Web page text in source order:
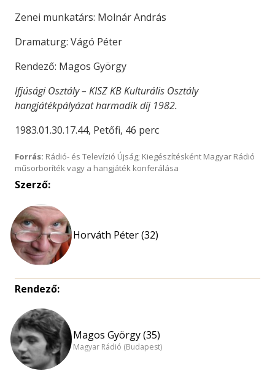
Zenei munkatárs: Molnár András
Dramaturg: Vágó Péter
Rendező: Magos György
Ifjúsági Osztály – KISZ KB Kulturális Osztály
hangjátékpályázat harmadik díj 1982.
1983.01.30.17.44, Petőfi, 46 perc
Forrás: Rádió- és Televízió Újság; Kiegészítésként Magyar Rádió
műsorboríték vagy a hangjáték konferálása
Szerző:
Horváth Péter (32)
Rendező:
Magos György (35)
Magyar Rádió (Budapest)